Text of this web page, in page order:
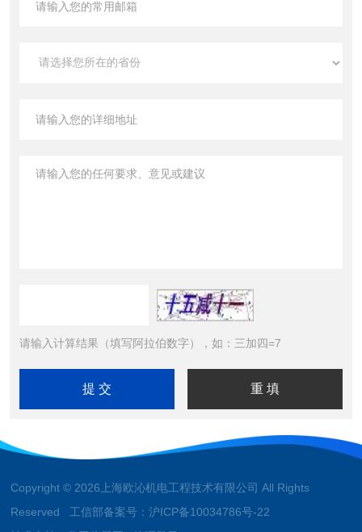
请输入计算结果（填写阿拉伯数字），如：三加四=7
Copyright © 2026上海欧沁机电工程技术有限公司 All Rights
Reserved 工信部备案号：沪ICP备10034786号-22